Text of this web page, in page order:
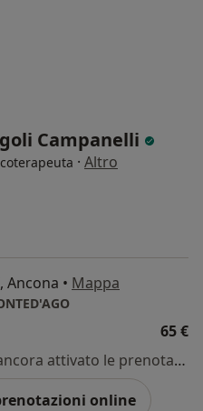
Campanelli
· Altro
Ancona • Mappa
65 €
Questo dottore non ha ancora attivato le prenotazioni online presso questo indirizzo.
online